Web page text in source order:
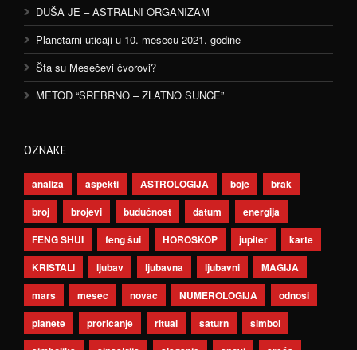
DUŠA JE – ASTRALNI ORGANIZAM
Planetarni uticaji u 10. mesecu 2021. godine
Šta su Mesečevi čvorovi?
METOD “SREBRNO – ZLATNO SUNCE”
OZNAKE
analiza aspekti ASTROLOGIJA boje
brak
broj
brojevi budućnost datum
energija
FENG SHUI
feng šui HOROSKOP jupiter
karte
KRISTALI
ljubav ljubavna ljubavni
MAGIJA
mars
mesec novac NUMEROLOGIJA
odnosi
planete
proricanje ritual saturn
simbol